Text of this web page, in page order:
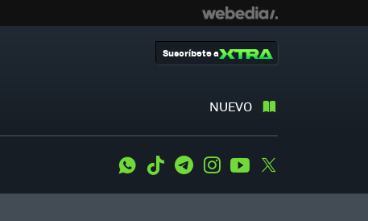
NUEVO
Suscríbete a
WhatsApp
Tiktok TelegramInstagramYoutube